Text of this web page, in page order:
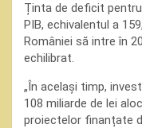
Ținta de deficit
PIB, echivalentul a
României să intre în
echilibrat.
„În același timp,
108 miliarde de lei
proiectelor finanțate